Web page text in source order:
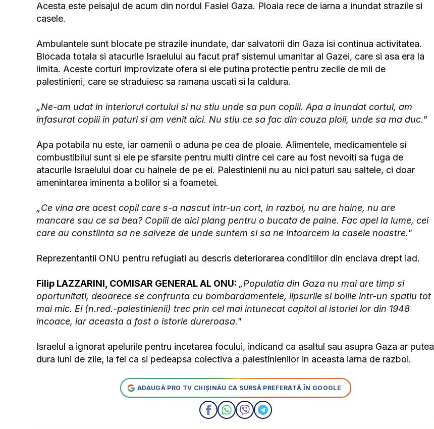
Acesta este peisajul de acum din nordul Fasiei Gaza. Ploaia rece de iarna a inundat strazile si
casele.
Ambulantele sunt blocate pe strazile inundate, dar salvatorii din Gaza isi continua activitatea.
Blocada totala si atacurile Israelului au facut praf sistemul umanitar al Gazei, care si asa era la
limita. Aceste corturi improvizate ofera si ele putina protectie pentru zecile de mii de
palestinieni, care se straduiesc sa ramana uscati si la caldura.
„Ne-am udat in interiorul cortului si nu stiu unde sa pun copiii. Apa a inundat cortul, am
infasurat copiii in paturi si am venit aici. Nu stiu ce sa fac din cauza ploii, unde sa ma duc."
Apa potabila nu este, iar oamenii o aduna pe cea de ploaie. Alimentele, medicamentele si
combustibilul sunt si ele pe sfarsite pentru multi dintre cei care au fost nevoiti sa fuga de
atacurile Israelului doar cu hainele de pe ei. Palestinienii nu au nici paturi sau saltele, ci doar
amenintarea iminenta a bolilor si a foametei.
„Ce vina are acest copil care s-a nascut intr-un cort, in razboi, nu are haine, nu are
mancare sau ce sa bea? Copiii de aici plang pentru o bucata de paine. Fac apel la lume, cei
care au constiinta sa ne salveze de unde suntem si sa ne intoarcem la casele noastre."
Reprezentantii ONU pentru refugiati au descris deteriorarea conditiilor din enclava drept iad.
Filip LAZZARINI, COMISAR GENERAL AL ONU: „Populatia din Gaza nu mai are timp si
oportunitati, deoarece se confrunta cu bombardamentele, lipsurile si bolile intr-un spatiu tot
mai mic. Ei (n.red.-palestinienii) trec prin cel mai intunecat capitol al istoriei lor din 1948
incoace, iar aceasta a fost o istorie dureroasa."
Israelul a ignorat apelurile pentru incetarea focului, indicand ca asaltul sau asupra Gaza ar putea
dura luni de zile, la fel ca si pedeapsa colectiva a palestinienilor in aceasta iarna de razboi.
ADAUGĂ PRO TV CHIȘINĂU CA SURSĂ PREFERATĂ ÎN GOOGLE